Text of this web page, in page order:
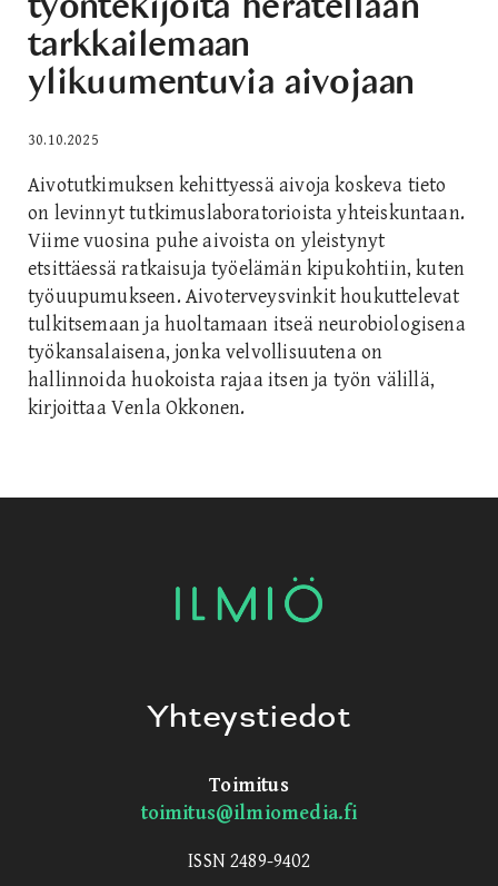
tarkkailemaan
ylikuumentuvia aivojaan
30.10.2025
Aivotutkimuksen kehittyessä aivoja koskeva tieto
on levinnyt tutkimuslaboratorioista yhteiskuntaan.
Viime vuosina puhe aivoista on yleistynyt
etsittäessä ratkaisuja työelämän kipukohtiin, kuten
työuupumukseen. Aivoterveysvinkit houkuttelevat
tulkitsemaan ja huoltamaan itseä neurobiologisena
työkansalaisena, jonka velvollisuutena on
hallinnoida huokoista rajaa itsen ja työn välillä,
kirjoittaa Venla Okkonen.
Yhteystiedot
Toimitus
toimitus@ilmiomedia.fi
ISSN 2489-9402